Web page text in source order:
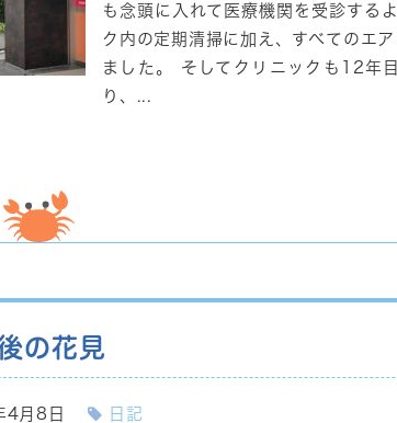
も念頭に入れて医療機関を受診する
ク内の定期清掃に加え、すべてのエ
ました。 そしてクリニックも12年
り、...
の花見
4月8日 日記